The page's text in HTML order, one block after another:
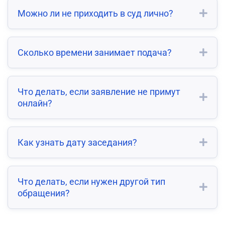
Можно ли не приходить в суд лично?
Сколько времени занимает подача?
Что делать, если заявление не примут
онлайн?
Как узнать дату заседания?
Что делать, если нужен другой тип
обращения?